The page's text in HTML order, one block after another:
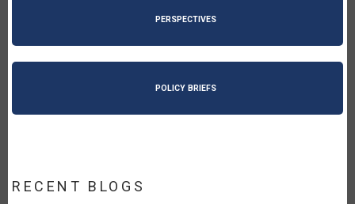
PERSPECTIVES
POLICY BRIEFS
RECENT BLOGS